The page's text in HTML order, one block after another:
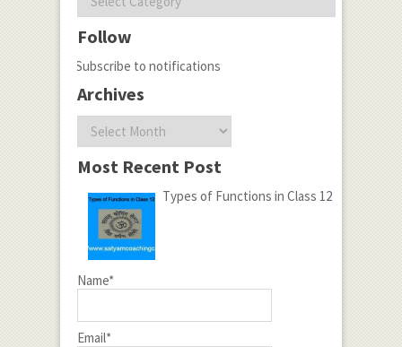
Follow
Subscribe to notifications
Archives
Most Recent Post
Types of Functions in Class 12
Name*
Email*